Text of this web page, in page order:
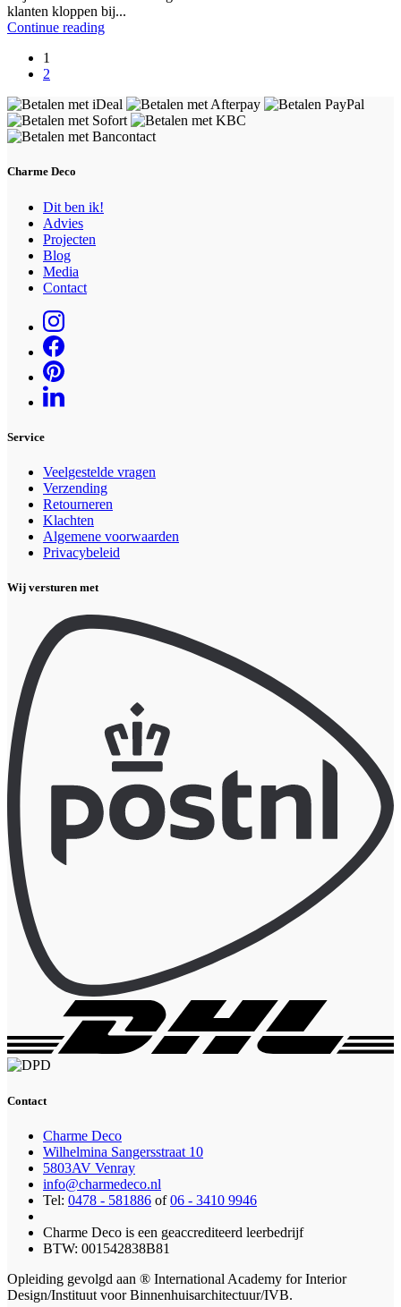
klanten kloppen bij...
Continue reading
1
2
Charme Deco
Dit ben ik!
Advies
Projecten
Blog
Media
Contact
Service
Veelgestelde vragen
Verzending
Retourneren
Klachten
Algemene voorwaarden
Privacybeleid
Wij versturen met
Contact
Charme Deco
Wilhelmina Sangersstraat 10
5803AV Venray
info@charmedeco.nl
Tel: 0478 - 581886 of06 - 3410 9946
Charme Deco is een geaccrediteerd leerbedrijf
BTW: 001542838B81
Opleiding gevolgd aan ® International Academy for Interior
Design/Instituut voor Binnenhuisarchitectuur/IVB.